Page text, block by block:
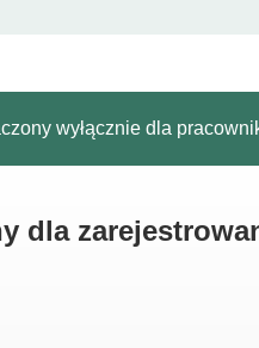
wyłącznie dla
dla